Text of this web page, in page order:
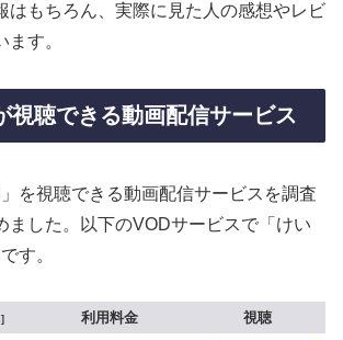
はもちろん、実際に見た人の感想やレビ
す。
視聴できる動画配信サービス
を視聴できる動画配信サービスを調査
ました。以下のVODサービスで「けい
す。
利用料金
視聴